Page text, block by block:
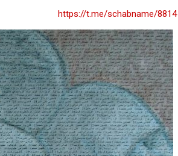
https://t.me/schabname/8814